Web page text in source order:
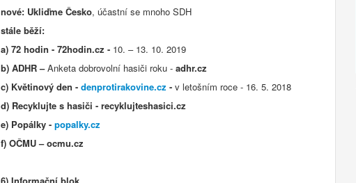
nové: Ukliďme Česko, účastní se mnoho SDH
stále běží:
a) 72 hodin - 72hodin.cz - 10. – 13. 10. 2019
b) ADHR –Anketa dobrovolní hasiči roku - adhr.cz
c) Květinový den - denprotirakovine.cz - v letošním roce - 16. 5. 2018
d) Recyklujte s hasiči - recyklujteshasici.cz
e) Popálky - popalky.cz
f) OČMU – ocmu.cz
6) Informační blok